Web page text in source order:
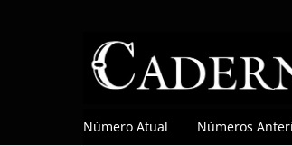
Número Atual Números